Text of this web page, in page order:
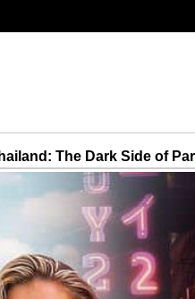
The Dark Side of